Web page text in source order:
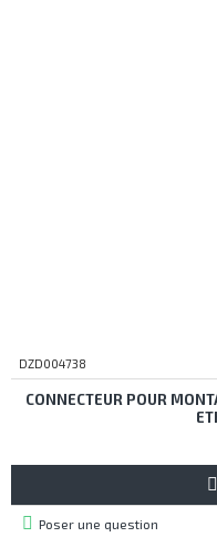
DZD004738
CONNECTEUR POUR
Poser une question